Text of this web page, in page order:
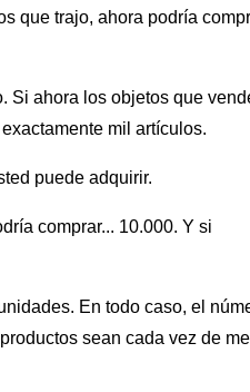
que trajo, ahora podría
Si ahora los objetos que
mil artículos.
puede adquirir.
comprar... 10.000. Y si
En todo caso, el
sean cada vez de